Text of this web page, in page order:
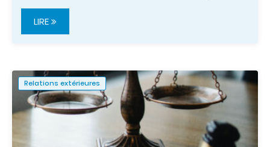
LIRE
Relations extérieures